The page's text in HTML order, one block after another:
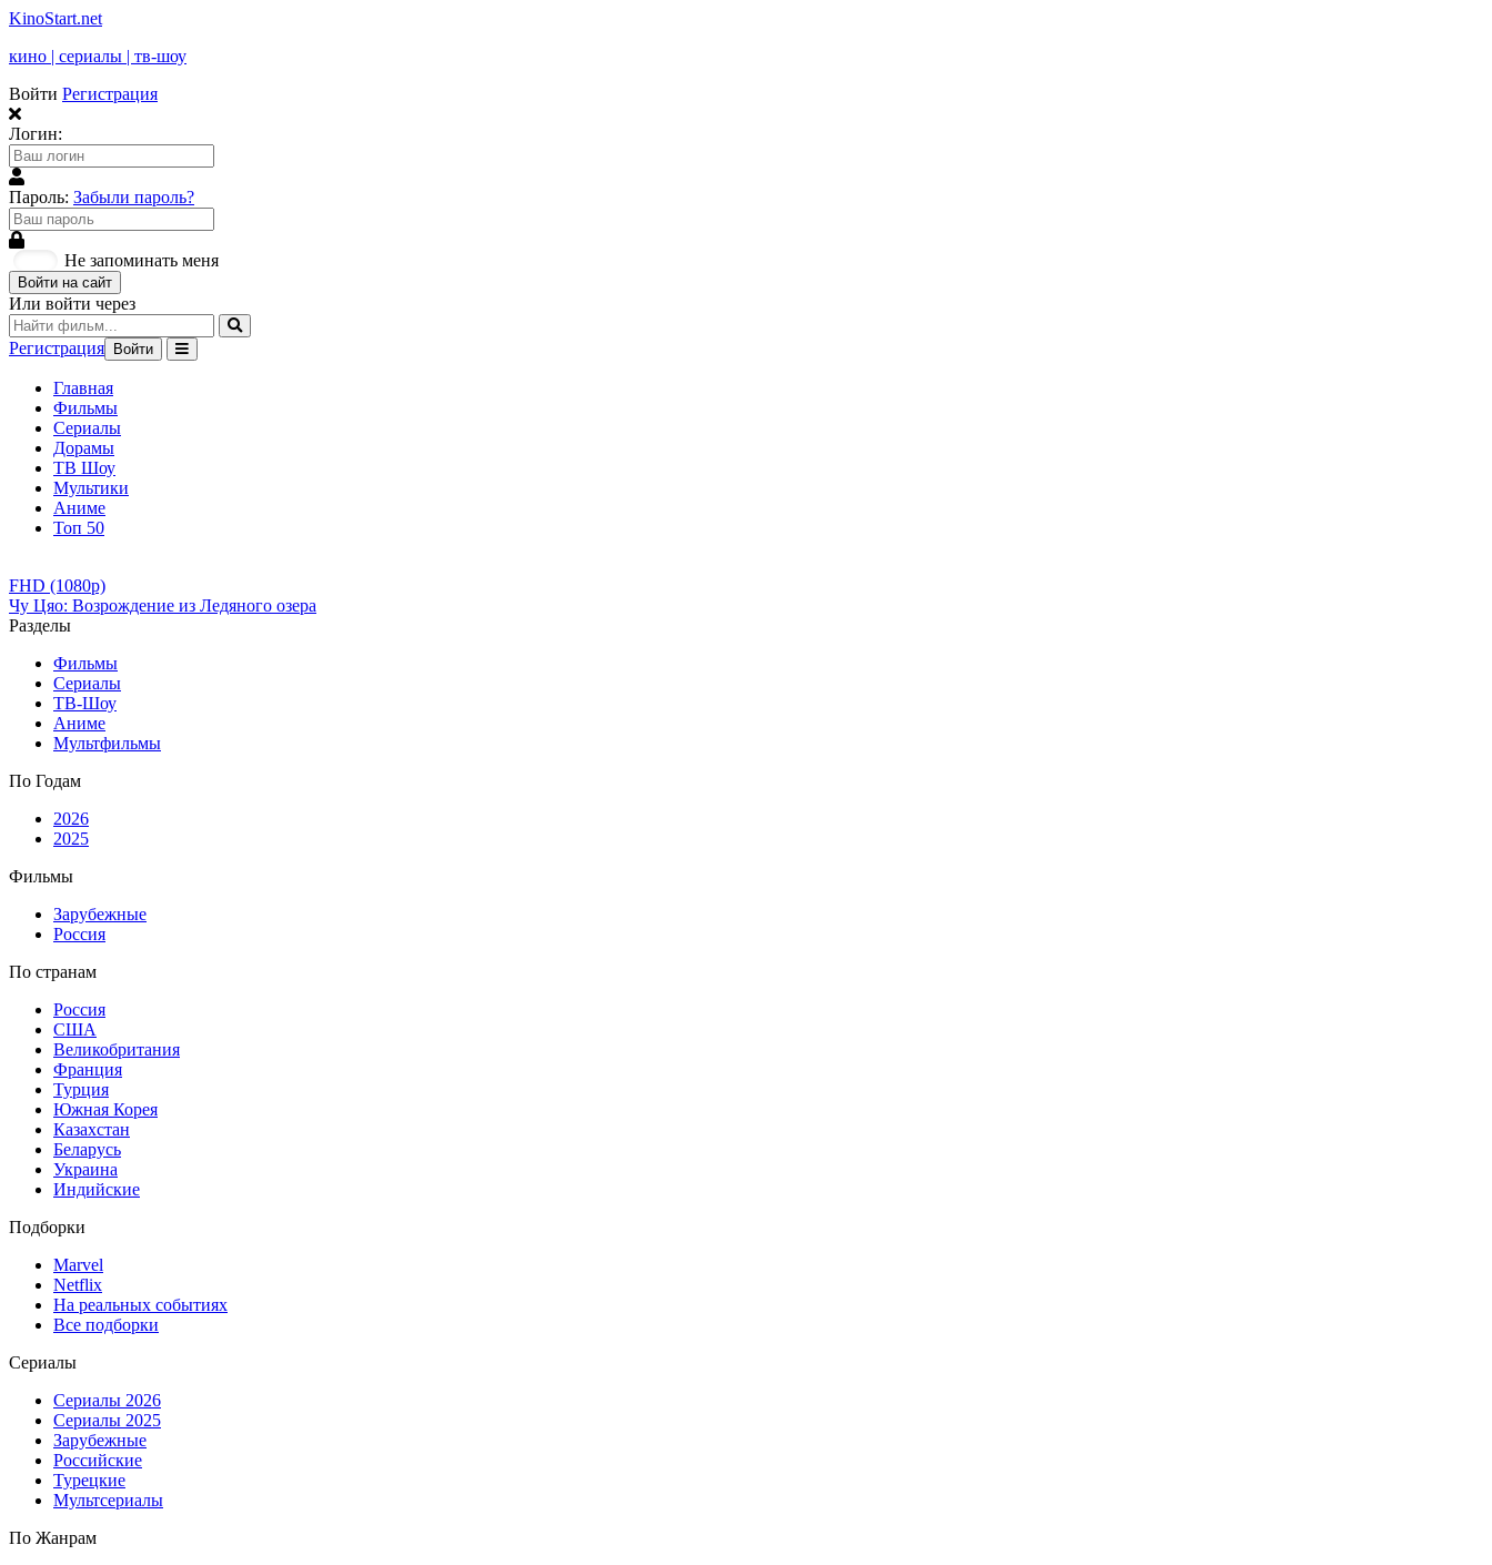
KinoStart.net
кино | сериалы | тв-шоу
Войти Регистрация
Логин:
Пароль: Забыли пароль?
Не запоминать меня
Войти на сайт
Или войти через
Регистрация Войти
Главная
Фильмы
Сериалы
Дорамы
ТВ Шоу
Мультики
Аниме
Топ 50
FHD (1080p)
Чу Цяо: Возрождение из Ледяного озера
Разделы
Фильмы
Сериалы
ТВ-Шоу
Аниме
Мультфильмы
По Годам
2026
2025
Фильмы
Зарубежные
Россия
По странам
Россия
США
Великобритания
Франция
Турция
Южная Корея
Казахстан
Беларусь
Украина
Индийские
Подборки
Marvel
Netflix
На реальных событиях
Все подборки
Сериалы
Сериалы 2026
Сериалы 2025
Зарубежные
Российские
Турецкие
Мультсериалы
По Жанрам